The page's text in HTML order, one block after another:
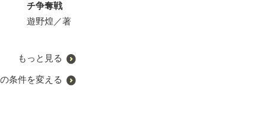
チ争奪戦
遊野煌／著
もっと見る
条件を変える